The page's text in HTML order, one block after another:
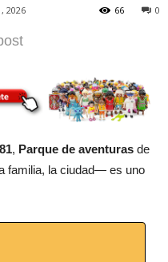
2026 0
66
, Parque de aventuras de
familia, la ciudad— es uno